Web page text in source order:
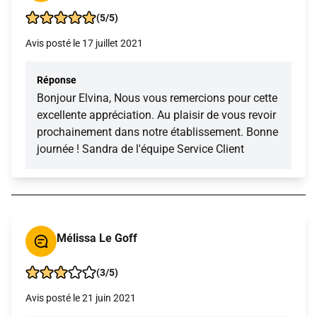
(5/5)
Avis posté le 17 juillet 2021
Réponse
Bonjour Elvina, Nous vous remercions pour cette
excellente appréciation. Au plaisir de vous revoir
prochainement dans notre établissement. Bonne
journée ! Sandra de l'équipe Service Client
Mélissa Le Goff
(3/5)
Avis posté le 21 juin 2021